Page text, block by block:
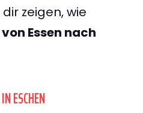
zeigen, wie
Essen nach
ESCHEN